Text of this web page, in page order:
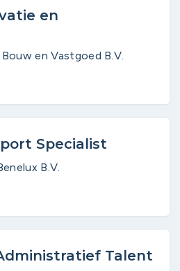
en
en Vastgoed B.V.
Specialist
B.V.
Talent